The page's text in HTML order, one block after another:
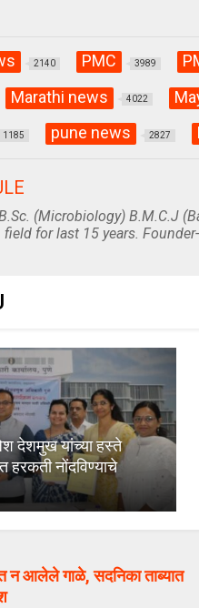
2140 PMC 3989
Marathi news 4022
1185 pune news 2827
(Microbiology) B.M.C.J
for last 15 years.
देशमुख यांच्या हस्ते
हरकती नोंदविण्याचे
आलेले गाळे, सदनिका ताब्यात